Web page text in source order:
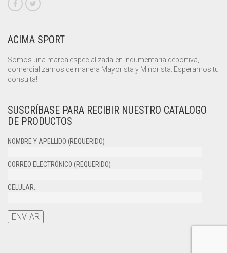
ACIMA SPORT
Somos una marca especializada en indumentaria deportiva,
comercializamos de manera Mayorista y Minorista. Esperamos tu
consulta!
SUSCRÍBASE PARA RECIBIR NUESTRO CATALOGO
DE PRODUCTOS
NOMBRE Y APELLIDO (REQUERIDO)
CORREO ELECTRÓNICO (REQUERIDO)
CELULAR: